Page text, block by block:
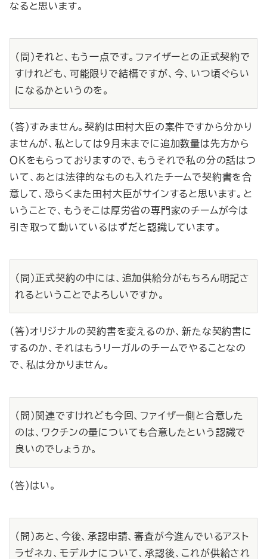
なると思います。
（問）それと、もう一点です。ファイザーとの正式契約で
すけれども、可能限りで結構ですが、今、いつ頃ぐらい
になるかというのを。
（答）すみません。契約は田村大臣の案件ですから分かり
ませんが、私としては９月末までに追加数量は先方から
ＯＫをもらっておりますので、もうそれで私の分の話はつ
いて、あとは法律的なものも入れたチームで契約書を合
意して、恐らくまた田村大臣がサインすると思います。と
いうことで、もうそこは厚労省の専門家のチームが今は
引き取って動いているはずだと認識しています。
（問）正式契約の中には、追加供給分がもちろん明記さ
れるということでよろしいですか。
（答）オリジナルの契約書を変えるのか、新たな契約書に
するのか、それはもうリーガルのチームでやることなの
で、私は分かりません。
（問）関連ですけれども今回、ファイザー側と合意した
のは、ワクチンの量についても合意したという認識で
良いのでしょうか。
（答）はい。
（問）あと、今後、承認申請、審査が今進んでいるアスト
ラゼネカ、モデルナについて、承認後、これが供給され